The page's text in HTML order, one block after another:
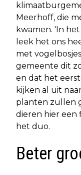
Meerhoff, die
kwamen. 'In
leek het ons
met
gemeente dit
en dat het
kijken al uit
planten zullen
dieren hier een
het duo.
Beter